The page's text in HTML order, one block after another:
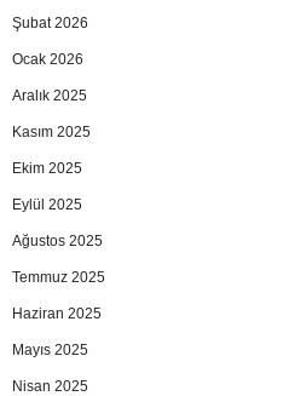
Şubat 2026
Ocak 2026
Aralık 2025
Kasım 2025
Ekim 2025
Eylül 2025
Ağustos 2025
Temmuz 2025
Haziran 2025
Mayıs 2025
Nisan 2025